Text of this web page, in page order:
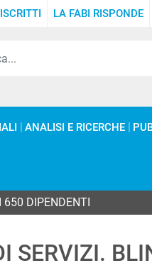
LA FABI RISPONDE
ANALISI E RICERCHE
650 DIPENDENTI
SERVIZI.